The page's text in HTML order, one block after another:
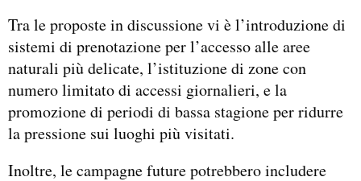
Tra le proposte in discussione vi è l’introduzione di
sistemi di prenotazione per l’accesso alle aree
naturali più delicate, l’istituzione di zone con
numero limitato di accessi giornalieri, e la
promozione di periodi di bassa stagione per ridurre
la pressione sui luoghi più visitati.
Inoltre, le campagne future potrebbero includere